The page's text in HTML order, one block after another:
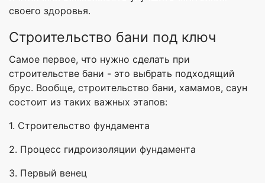
своего здоровья.
Строительство бани под ключ
Самое первое, что нужно сделать при
строительстве бани - это выбрать подходящий
брус. Вообще, строительство бани, хамамов, саун
состоит из таких важных этапов:
1. Строительство фундамента
2. Процесс гидроизоляции фундамента
3. Первый венец